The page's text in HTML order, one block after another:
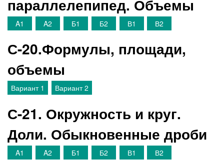
параллелепипед. Объемы
A1 A2 Б1 Б2 В1 В2
С-20.Формулы, площади,
объемы
Вариант 1 Вариант 2
С-21. Окружность и круг.
Доли. Обыкновенные дроби
A1 A2 Б1 Б2 В1 В2